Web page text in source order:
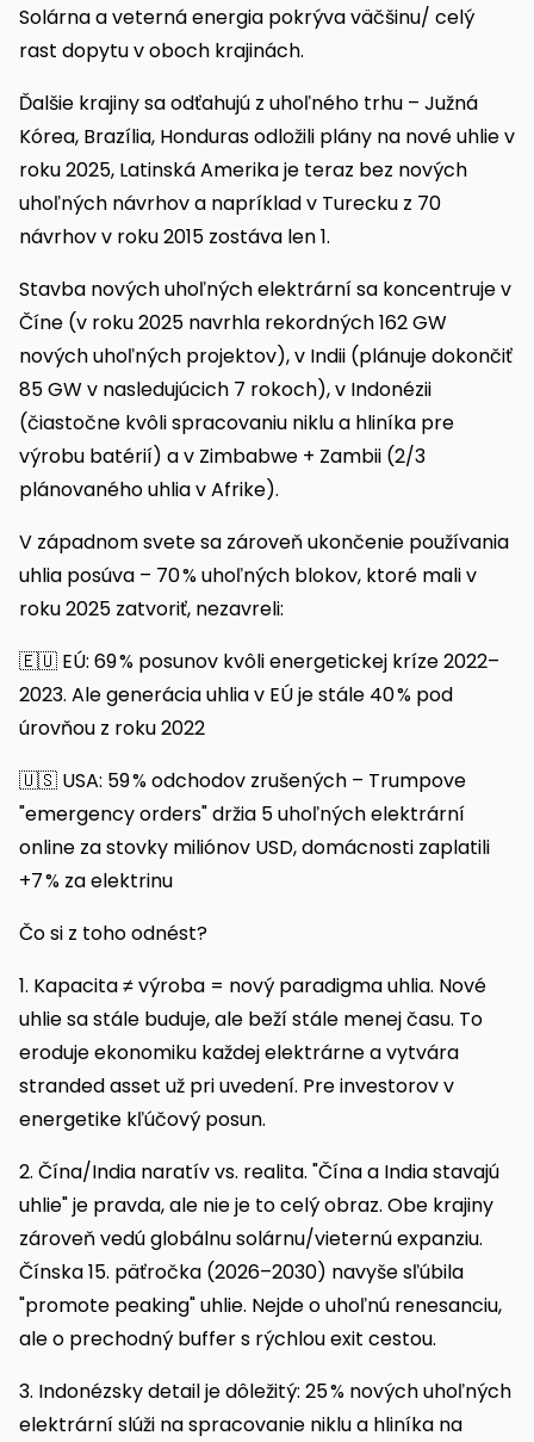
Solárna a veterná energia pokrýva väčšinu/ celý
rast dopytu v oboch krajinách.
Ďalšie krajiny sa odťahujú z uhoľného trhu – Južná
Kórea, Brazília, Honduras odložili plány na nové uhlie v
roku 2025, Latinská Amerika je teraz bez nových
uhoľných návrhov a napríklad v Turecku z 70
návrhov v roku 2015 zostáva len 1.
Stavba nových uhoľných elektrární sa koncentruje v
Číne (v roku 2025 navrhla rekordných 162 GW
nových uhoľných projektov), v Indii (plánuje dokončiť
85 GW v nasledujúcich 7 rokoch), v Indonézii
(čiastočne kvôli spracovaniu niklu a hliníka pre
výrobu batérií) a v Zimbabwe + Zambii (2/3
plánovaného uhlia v Afrike).
V západnom svete sa zároveň ukončenie používania
uhlia posúva – 70 % uhoľných blokov, ktoré mali v
roku 2025 zatvoriť, nezavreli:
🇪🇺 EÚ: 69 % posunov kvôli energetickej kríze 2022–
2023. Ale generácia uhlia v EÚ je stále 40 % pod
úrovňou z roku 2022
🇺🇸 USA: 59 % odchodov zrušených – Trumpove
"emergency orders" držia 5 uhoľných elektrární
online za stovky miliónov USD, domácnosti zaplatili
+7 % za elektrinu
Čo si z toho odnést?
1. Kapacita ≠ výroba = nový paradigma uhlia. Nové
uhlie sa stále buduje, ale beží stále menej času. To
eroduje ekonomiku každej elektrárne a vytvára
stranded asset už pri uvedení. Pre investorov v
energetike kľúčový posun.
2. Čína/India naratív vs. realita. "Čína a India stavajú
uhlie" je pravda, ale nie je to celý obraz. Obe krajiny
zároveň vedú globálnu solárnu/vieternú expanziu.
Čínska 15. päťročka (2026–2030) navyše sľúbila
"promote peaking" uhlie. Nejde o uhoľnú renesanciu,
ale o prechodný buffer s rýchlou exit cestou.
3. Indonézsky detail je dôležitý: 25 % nových uhoľných
elektrární slúži na spracovanie niklu a hliníka na